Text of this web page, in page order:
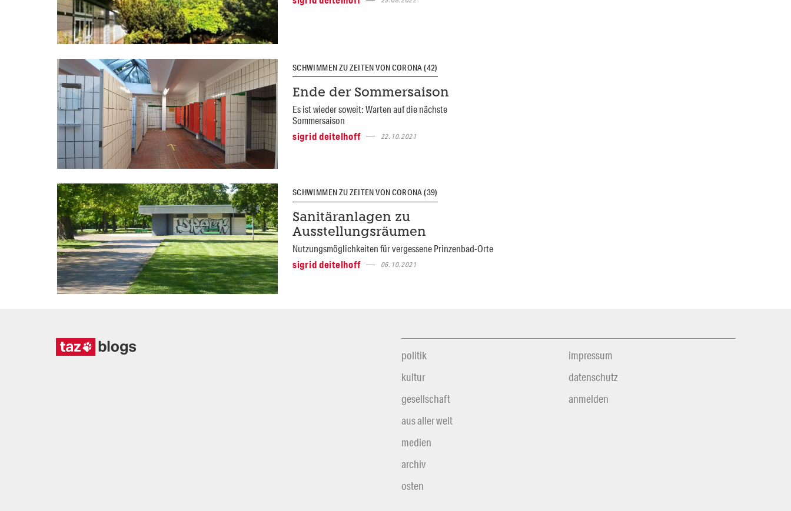
SCHWIMMEN ZU ZEITEN VON CORONA (42)
Ende der Sommersaison
Es ist wieder soweit: Warten auf die nächste
Sommersaison
sigrid deitelhoff
22.10.2021
SCHWIMMEN ZU ZEITEN VON CORONA (39)
Sanitäranlagen zu
Ausstellungsräumen
Nutzungsmöglichkeiten für vergessene Prinzenbad-Orte
sigrid deitelhoff
06.10.2021
politik
kultur
gesellschaft
aus aller welt
medien
archiv
osten
impressum
datenschutz
anmelden